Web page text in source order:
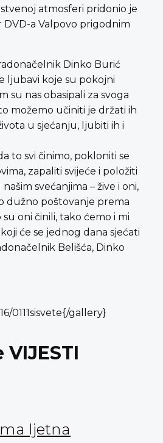
atmosferi pridonio je
DVD-a Valpovo prigodnim
Dinko Burić
ljubavi koje su pokojni
su nas obasipali za svoga
možemo učiniti je držati ih
u sjećanju, ljubiti ih i
to svi činimo, pokloniti se
zapaliti svijeće i položiti
svećanjima – žive i oni,
dužno poštovanje prema
oni činili, tako ćemo i mi
će se jednog dana sjećati
Belišća, Dinko
0111sisvete{/gallery}
ljetna